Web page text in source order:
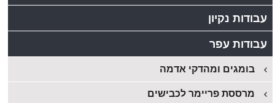
עבודות נקיון
עבודות עפר
בומגים ומהדקי אדמה
מרססת פריימר לכבישים